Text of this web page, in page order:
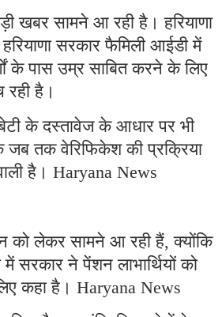
खबर सामने आ रही है। हरियाणा
सरकार फैमिली आईडी में
के पास उम्र साबित करने के लिए
है।
के दस्तावेज के आधार पर भी
जब तक वेरिफिकेश की प्रक्रिया
है। Haryana News
को लेकर सामने आ रही हैं, क्योंकि
सरकार ने पेंशन लाभार्थियों को
कहा है। Haryana News